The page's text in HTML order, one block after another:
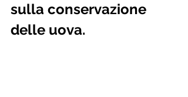
sulla conservazione
delle uova.